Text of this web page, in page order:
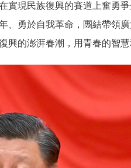
現民族復興的賽道上奮勇
勇於自我革命，團結帶領
的澎湃春潮，用青春的智